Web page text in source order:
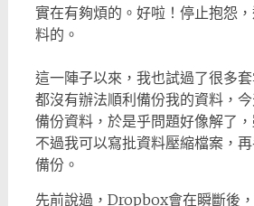
實在有夠煩的。好啦！停止抱怨
料的。
這一陣子以來，我也試過了很多
都沒有辦法順利備份我的資料，
備份資料，於是乎問題好像解了
不過我可以寫批資料壓縮檔案，
備份。
先前說過，Dropbox會在瞬斷後